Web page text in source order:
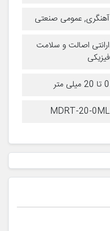
آهنگری, عمومی صنعتی
ارانتی اصالت و سلامت
فیزیکی
0 تا 20 میلی متر
MDRT-20-0ML